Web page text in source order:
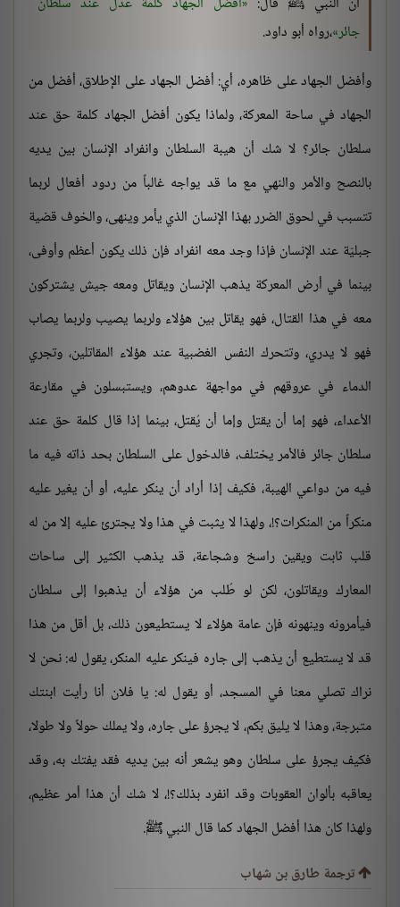
جائر ،رواه أبو داود.
وأفضل الجهاد على ظاهره، أي: أفضل الجهاد على الإطلاق، أفضل من
الجهاد في ساحة المعركة، ولماذا يكون أفضل الجهاد كلمة حق عند
سلطان جائر؟ لا شك أن هيبة السلطان وانفراد الإنسان بين يديه
بالنصح والأمر والنهي مع ما قد يواجه غالباً من ردود أفعال لربما
تتسبب في لحوق الضرر بهذا الإنسان الذي يأمر وينهى، والخوف قضية
جبليّة عند الإنسان فإذا وجد معه انفراد فإن ذلك يكون أعظم وأوفى،
بينما في أرض المعركة يذهب الإنسان ويقاتل ومعه جيش يشتركون
معه في هذا القتال، فهو يقاتل بين هؤلاء ولربما يصيب ولربما يصاب
فهو لا يدري، وتتحرك النفس الغضبية عند هؤلاء المقاتلين، وتجري
الدماء في عروقهم في مواجهة عدوهم، ويستبسلون في مقارعة
الأعداء، فهو إما أن يقتل وإما أن يُقتل، بينما إذا قال كلمة حق عند
سلطان جائر فالأمر يختلف، فالدخول على السلطان بحد ذاته فيه ما
فيه من دواعي الهيبة، فكيف إذا أراد أن ينكر عليه، أو أن يغير عليه
منكراً من المنكرات؟!، ولهذا لا يثبت في هذا ولا يجترئ عليه إلا من له
قلب ثابت ويقين راسخ وشجاعة، قد يذهب الكثير إلى ساحات
المعارك ويقاتلون، لكن لو طُلب من هؤلاء أن يذهبوا إلى سلطان
فيأمرونه وينهونه فإن عامة هؤلاء لا يستطيعون ذلك، بل أقل من هذا
قد لا يستطيع أن يذهب إلى جاره فينكر عليه المنكر، يقول له: نحن لا
نراك تصلي معنا في المسجد، أو يقول له: يا فلان أنا رأيت ابنتك
متبرجة، وهذا لا يليق بكم، لا يجرؤ على جاره، ولا يملك حولاً ولا طولا،
فكيف يجرؤ على سلطان وهو يشعر أنه بين يديه فقد يفتك به، وقد
يعاقبه بألوان العقوبات وقد انفرد بذلك؟!، لا شك أن هذا أمر عظيم،
ولهذا كان هذا أفضل الجهاد كما قال النبي ﷺ.
ترجمة طارق بن شهاب